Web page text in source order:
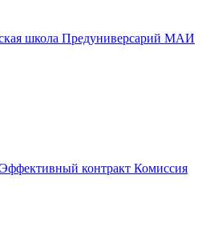
школа Предуниверсарий МАИ
Эффективный контракт Комиссия